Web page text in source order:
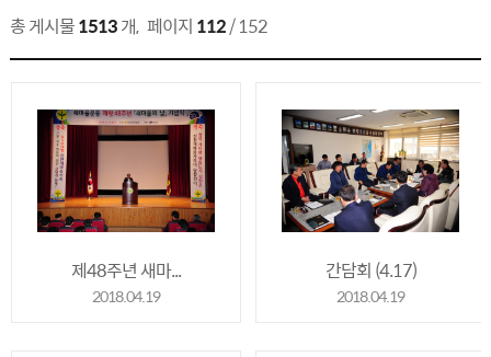
총 게시물1513개, 페이지 112/ 152
제48주년 새마...
2018.04.19
간담회 (4.17)
2018.04.19